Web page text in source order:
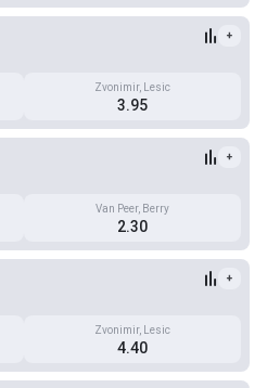
+
Zvonimir, Lesic
3.95
+
Van Peer, Berry
2.30
+
Zvonimir, Lesic
4.40